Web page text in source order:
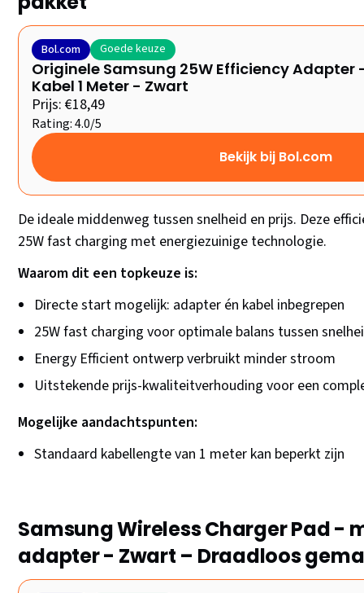
Bol.com Goede keuze
Originele Samsung 25W Efficiency Adapter
Kabel 1 Meter - Zwart
Prijs: €18,49
Rating: 4.0/5
Bekijk bij Bol.com
De ideale middenweg tussen snelheid en prijs. Deze
25W fast charging met energiezuinige technologie.
Waarom dit een topkeuze is:
Directe start mogelijk: adapter én kabel inbegrepen
25W fast charging voor optimale balans tussen
Energy Efficient ontwerp verbruikt minder stroom
Uitstekende prijs-kwaliteitverhouding voor een
Mogelijke aandachtspunten:
Standaard kabellengte van 1 meter kan beperkt zijn
Samsung Wireless Charger Pad -
adapter - Zwart – Draadloos